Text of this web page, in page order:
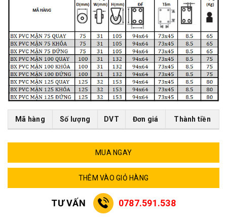
Mã hàng Số lượng DVT Đơn giá Thành tiền
MUA NGAY
THÊM VÀO GIỎ HÀNG
TƯ VẤN 0787.591.538